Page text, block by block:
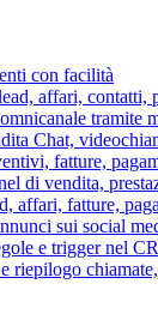
con facilità
affari, contatti,
tramite
Chat,
fatture,
di vendita,
affari, fatture,
sui social
e trigger nel
riepilogo